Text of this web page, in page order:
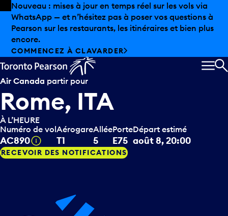
Skip to offers
Passer au contenu principal
Les aubaines estivales sont arrivées chez Pearson.
Magasinage hors taxes, offres gastronomiques et bien
plus encore.
DÉCOUVREZ L’ÉTÉ CHEZ PEARSON
Air Canadapartir pour
Rome, ITA
À L’HEURE
Numéro de vol
AC890 Infobulle
T1 5 E75 août 8, 20:00
RECEVOIR DES NOTIFICATIONS